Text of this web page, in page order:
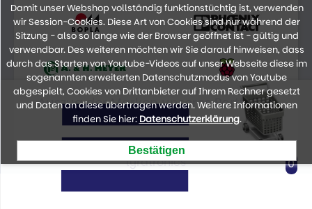
Auszug der Marken unseres Portfolios
lyratronics
Damit unser Webshop vollständig funktionstüchtig ist, verwenden
wir Session-Cookies. Diese Art von Cookies sind nur während der
Sitzung - also so lange wie der Browser geöffnet ist - gültig und
verwendbar. Des weiteren möchten wir Sie darauf hinweisen, dass
durch das Starten von Youtube-Videos auf unser Webseite diese im
sogenannten erweiterten Datenschutzmodus von Youtube
abgespielt, Cookies von Drittanbieter auf Ihrem Rechner gesetzt
und Daten an diese übertragen werden. Weitere Informationen
finden Sie hier: Datenschutzerklärung.
0